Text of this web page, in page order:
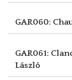
GAR060:
GAR061:
László